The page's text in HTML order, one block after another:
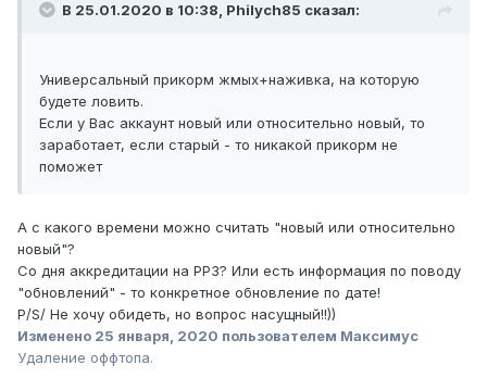
В 25.01.2020 в 10:38, Philych85 сказал:
Универсальный прикорм жмых+наживка, на которую
будете ловить.
Если у Вас аккаунт новый или относительно новый, то
заработает, если старый - то никакой прикорм не
поможет
А с какого времени можно считать "новый или относительно
новый"?
Со дня аккредитации на РР3? Или есть информация по поводу
"обновлений" - то конкретное обновление по дате!
P/S/ Не хочу обидеть, но вопрос насущный!!))
Изменено 25 января, 2020 пользователем Максимус
Удаление оффтопа.